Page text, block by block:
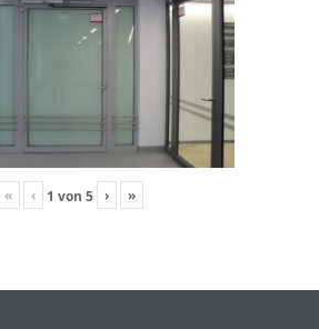
« ‹ 1 von 5 › »